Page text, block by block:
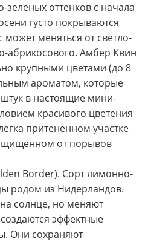
зеленых оттенков с начала
густо покрываются
может меняться от светло-
абрикосового. Амбер Квин
крупными цветами (до 8
ароматом, которые
в настоящие мини-
красивого цветения
притененном участке
от порывов
Border). Сорт лимонно-
родом из Нидерландов.
солнце, но меняют
эффектные
Они сохраняют